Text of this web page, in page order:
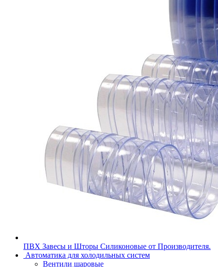
ПВХ Завесы и Шторы Силиконовые от Производителя.
Автоматика для холодильных систем
Вентили шаровые